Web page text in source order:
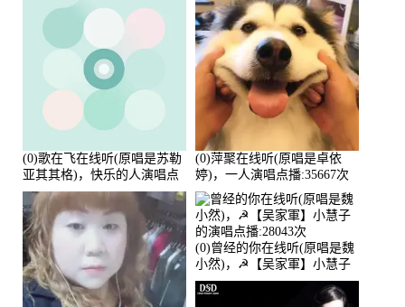
(0)歌在飞在线听(原唱是苏勒
亚其其格)，快乐的人演唱点
播:36次
(0)萍聚在线听(原唱是卓依
婷)，一人演唱点播:35667次
(0)曾经的你在线听(原唱是魏
小然)，☭【吴家軍】小慧子
的演唱点播:28043次